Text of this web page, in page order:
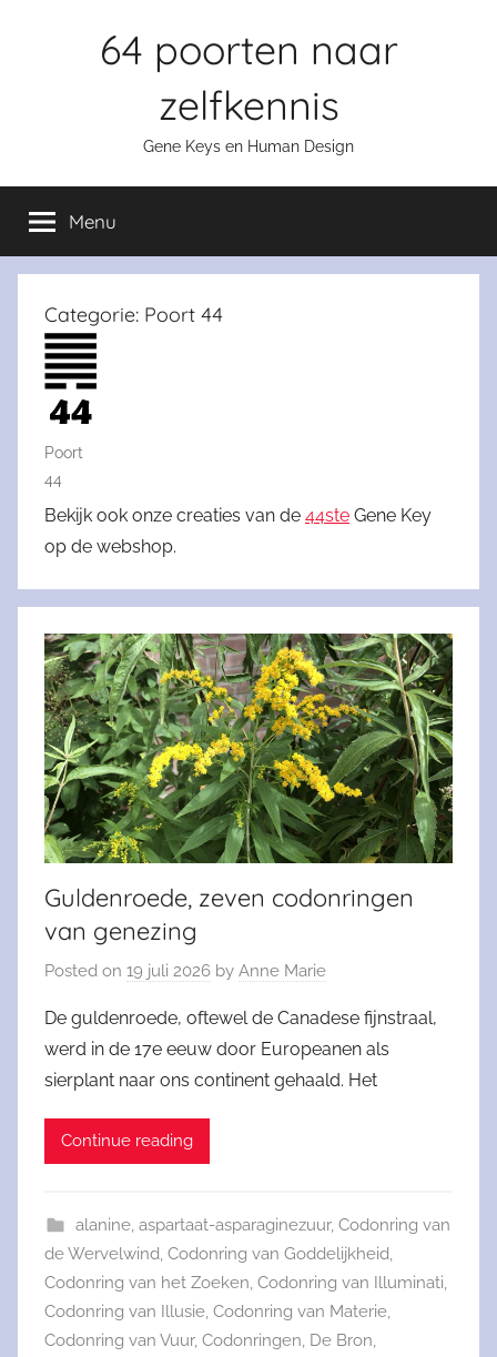
64 poorten naar
zelfkennis
Gene Keys en Human Design
Menu
Categorie: Poort 44
Poort
44
Bekijk ook onze creaties van de 44ste Gene Key
op de webshop.
Guldenroede, zeven codonringen
van genezing
Posted on 19 juli 2026 by Anne Marie
De guldenroede, oftewel de Canadese fijnstraal,
werd in de 17e eeuw door Europeanen als
sierplant naar ons continent gehaald. Het
Continue reading
alanine, aspartaat-asparaginezuur, Codonring van
de Wervelwind Codonring van Goddelijkheid
Codonring van het Zoeken Codonring van Illuminati
Codonring van Illusie Codonring van Materie
Codonring van Vuur, Codonringen De Bron